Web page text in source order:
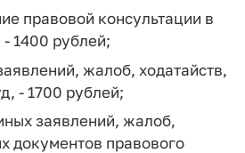
правовой консультации в
1400 рублей;
жалоб, ходатайств,
- 1700 рублей;
заявлений, жалоб,
документов правового